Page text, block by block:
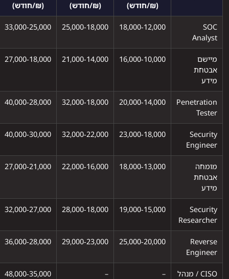
(₪/חודש)
(₪/חודש)
(₪/חודש)
SOC
Analyst
12,000‑18,000
18,000‑25,000
25,000‑33,000
מיישם
אבטחת
מידע
10,000‑16,000
14,000‑21,000
18,000‑27,000
Penetration
Tester
14,000‑20,000
18,000‑32,000
28,000‑40,000
Security
Engineer
18,000‑23,000
22,000‑32,000
30,000‑40,000
מומחה
אבטחת
מידע
13,000‑18,000
16,000‑22,000
21,000‑27,000
Security
Researcher
15,000‑19,000
18,000‑28,000
27,000‑32,000
Reverse
Engineer
20,000‑25,000
23,000‑29,000
28,000‑36,000
CISO / מנהל
–
–
35,000‑48,000